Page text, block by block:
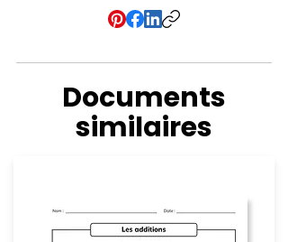
Documents
similaires